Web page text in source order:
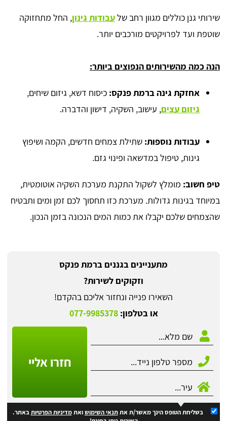
שירותי גנן כוללים מגוון רחב שלעבודות גינון, החל מתחזוקה
שוטפת ועד לפרויקטים מורכבים יותר.
הנה כמה מהשירותים הנפוצים ביותר:
אחזקת גינה ברמת פנקס: כיסוח דשא, גיזום שיחים,
גיזום עצים, עישוב, השקיה, דישון והדברה.
עבודות נוספות: שתילת צמחים חדשים, הקמה ושיפוץ
גינות, טיפול במדשאה ופינוי גזם.
טיפ חשוב: מומלץ לשקול התקנת מערכת השקיה אוטומטית,
במיוחד בגינות גדולות. מערכת כזו תחסוך לכם זמן ומים ותבטיח
שהצמחים שלכם יקבלו את כמות המים הנכונה בזמן הנכון.
מתעניינים בגננים ברמת פנקס
וזקוקים לשירות?
השאירו פנייה ונחזור אליכם בהקדם!
או בטלפון:077-9985378
חזרו אליי
בשליחת הטופס הינך מאשר/ת אתתנאי השימושואתמדיניות הפרטיותבאתר.